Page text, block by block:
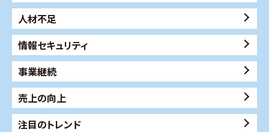
人材不足
情報セキュリティ
事業継続
売上の向上
注目のトレンド